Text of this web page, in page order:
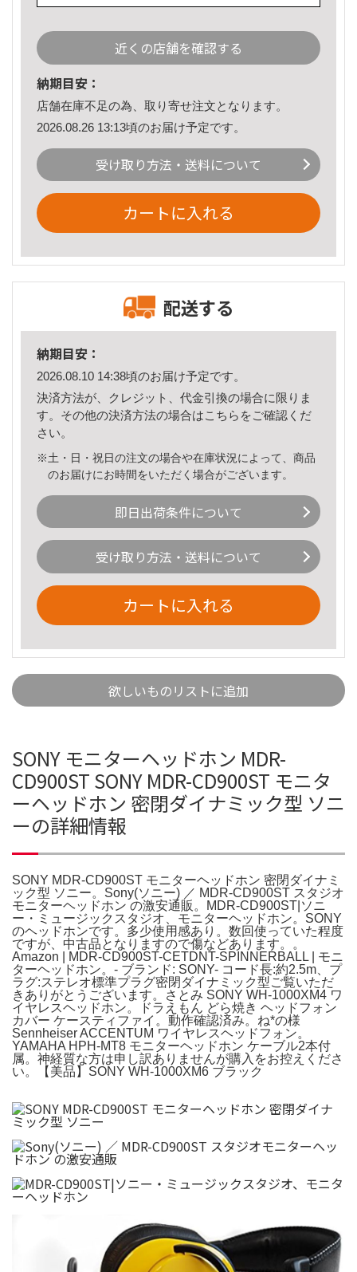
近くの店舗を確認する
納期目安：
店舗在庫不足の為、取り寄せ注文となります。
2026.08.26 13:13頃のお届け予定です。
受け取り方法・送料について
カートに入れる
配送する
納期目安：
2026.08.10 14:38頃のお届け予定です。
決済方法が、クレジット、代金引換の場合に限りま
す。その他の決済方法の場合はこちら をご確認くだ
さい。
※土・日・祝日の注文の場合や在庫状況によって、商品
のお届けにお時間をいただく場合がございます。
即日出荷条件について
受け取り方法・送料について
カートに入れる
欲しいものリストに追加
SONY モニターヘッドホン MDR-
CD900ST SONY MDR-CD900ST モニタ
ーヘッドホン 密閉ダイナミック型 ソニ
ーの詳細情報
SONY MDR-CD900ST モニターヘッドホン 密閉ダイナミ
ック型 ソニー。Sony(ソニー) ／ MDR-CD900ST スタジオ
モニターヘッドホン の激安通販。MDR-CD900ST|ソニ
ー・ミュージックスタジオ、モニターヘッドホン。SONY
のヘッドホンです。多少使用感あり。数回使っていた程度
ですが、中古品となりますので傷などあります。。
Amazon | MDR-CD900ST-CETDNT-SPINNERBALL | モニ
ターヘッドホン。- ブランド: SONY- コード長:約2.5m、プ
ラグ:ステレオ標準プラグ密閉ダイナミック型ご覧いただ
きありがとうございます。さとみ SONY WH-1000XM4 ワ
イヤレスヘッドホン。ドラえもん どら焼き ヘッドフォン
カバー ケースティファイ。動作確認済み。ね*の様
Sennheiser ACCENTUM ワイヤレスヘッドフォン。
YAMAHA HPH-MT8 モニターヘッドホン ケーブル2本付
属。神経質な方は申し訳ありませんが購入をお控えくださ
い。【美品】SONY WH-1000XM6 ブラック